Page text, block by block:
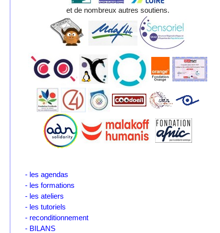
et de nombreux autres soutiens.
- les agendas
- les formations
- les ateliers
- les tutoriels
- reconditionnement
- BILANS